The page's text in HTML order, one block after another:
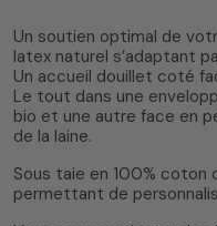
4.5 /5 (28
Un soutien optimal de
latex naturel s’adaptant
Un accueil douillet coté
Le tout dans une
bio et une autre face en
de la laine.
Sous taie en 100% coton
permettant de